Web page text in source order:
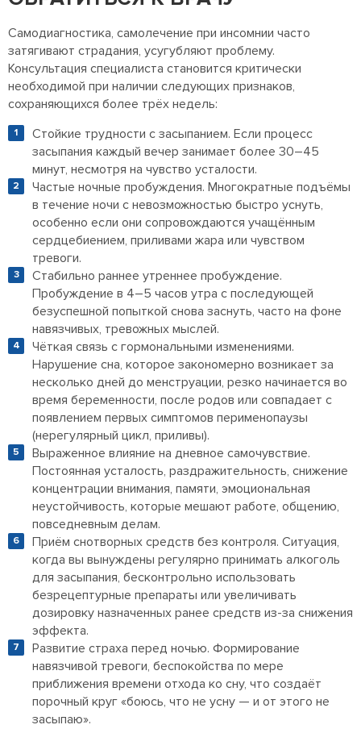
Самодиагностика, самолечение при инсомнии часто
затягивают страдания, усугубляют проблему.
Консультация специалиста становится критически
необходимой при наличии следующих признаков,
сохраняющихся более трёх недель:
Стойкие трудности с засыпанием. Если процесс
засыпания каждый вечер занимает более 30–45
минут, несмотря на чувство усталости.
Частые ночные пробуждения. Многократные подъёмы
в течение ночи с невозможностью быстро уснуть,
особенно если они сопровождаются учащённым
сердцебиением, приливами жара или чувством
тревоги.
Стабильно раннее утреннее пробуждение.
Пробуждение в 4–5 часов утра с последующей
безуспешной попыткой снова заснуть, часто на фоне
навязчивых, тревожных мыслей.
Чёткая связь с гормональными изменениями.
Нарушение сна, которое закономерно возникает за
несколько дней до менструации, резко начинается во
время беременности, после родов или совпадает с
появлением первых симптомов перименопаузы
(нерегулярный цикл, приливы).
Выраженное влияние на дневное самочувствие.
Постоянная усталость, раздражительность, снижение
концентрации внимания, памяти, эмоциональная
неустойчивость, которые мешают работе, общению,
повседневным делам.
Приём снотворных средств без контроля. Ситуация,
когда вы вынуждены регулярно принимать алкоголь
для засыпания, бесконтрольно использовать
безрецептурные препараты или увеличивать
дозировку назначенных ранее средств из-за снижения
эффекта.
Развитие страха перед ночью. Формирование
навязчивой тревоги, беспокойства по мере
приближения времени отхода ко сну, что создаёт
порочный круг «боюсь, что не усну — и от этого не
засыпаю».